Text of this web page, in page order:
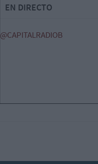
EN DIRECTO
@CAPITALRADIOB